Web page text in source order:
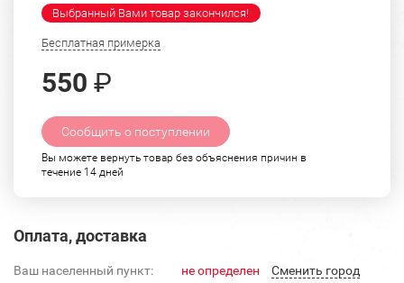
Выбранный Вами товар закончился!
Бесплатная примерка
550 ₽
Сообщить о поступлении
Вы можете вернуть товар без объяснения причин в
течение 14 дней
Оплата, доставка
Ваш населенный пункт: не определен Cменить город